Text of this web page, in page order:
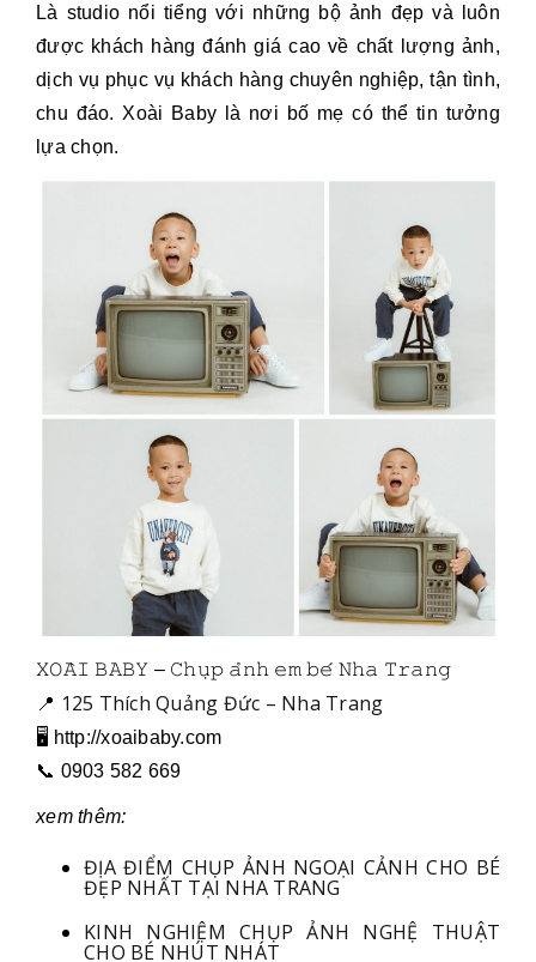
Là studio nổi tiểng với những bộ ảnh đẹp và luôn
được khách hàng đánh giá cao về chất lượng ảnh,
dịch vụ phục vụ khách hàng chuyên nghiệp, tận tình,
chu đáo. Xoài Baby là nơi bố mẹ có thể tin tưởng
lựa chọn.
𝚇𝙾𝙰̀𝙸 𝙱𝙰𝙱𝚈 – 𝙲𝚑𝚞̣𝚙 𝚊̉𝚗𝚑 𝚎𝚖 𝚋𝚎́ 𝙽𝚑𝚊 𝚃𝚛𝚊𝚗𝚐
📍 125 Thích Quảng Đức – Nha Trang
🖥 http://xoaibaby.com
📞 0903 582 669
xem thêm:
ĐỊA ĐIỂM CHỤP ẢNH NGOẠI CẢNH CHO BÉ
ĐẸP NHẤT TẠI NHA TRANG
KINH NGHIỆM CHỤP ẢNH NGHỆ THUẬT
CHO BÉ NHÚT NHÁT